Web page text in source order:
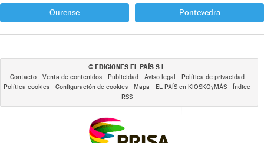
Ourense Pontevedra
© EDICIONES EL PAÍS S.L.
Contacto Venta de contenidos Publicidad Aviso legal
Política de privacidad
Política cookies
Configuración de cookies Mapa EL PAÍS en KIOSKOyMÁS
Índice
RSS